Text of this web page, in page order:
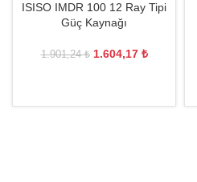
ISISO IMDR 100 12 Ray Tipi
Güç Kaynağı
1.901,24₺ 1.604,17 ₺